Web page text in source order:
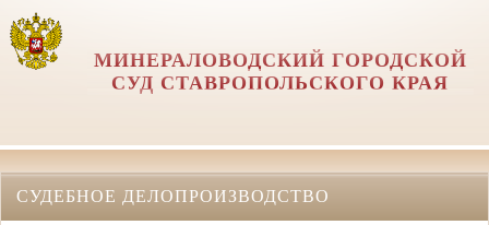
МИНЕРАЛОВОДСКИЙ ГОРОДСКОЙ
СУД СТАВРОПОЛЬСКОГО КРАЯ
СУДЕБНОЕ ДЕЛОПРОИЗВОДСТВО